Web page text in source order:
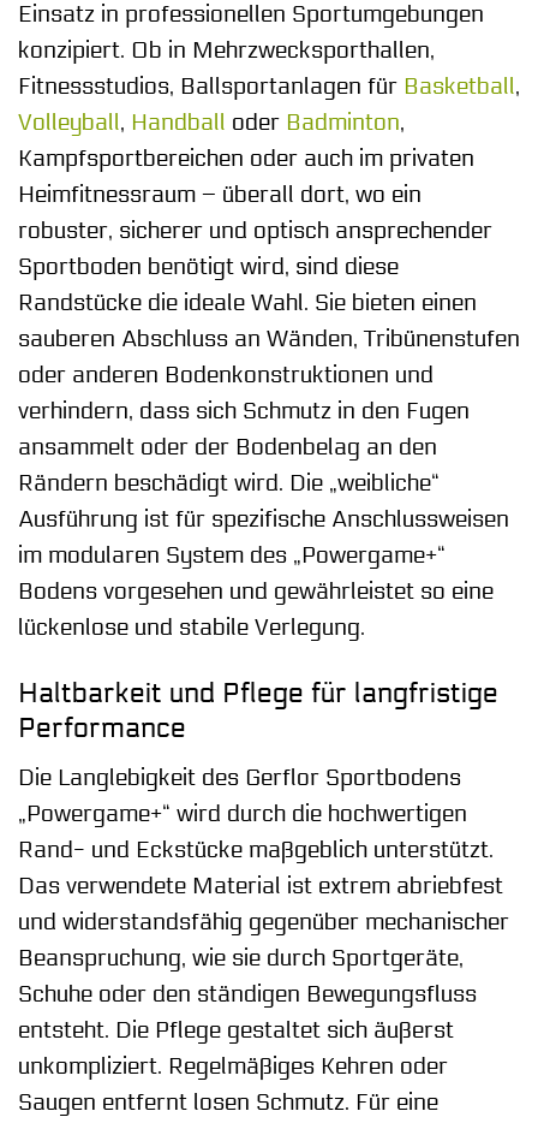
Einsatz in professionellen Sportumgebungen
konzipiert. Ob in Mehrzwecksporthallen,
Fitnessstudios, Ballsportanlagen für Basketball,
Volleyball, Handball oder Badminton,
Kampfsportbereichen oder auch im privaten
Heimfitnessraum – überall dort, wo ein
robuster, sicherer und optisch ansprechender
Sportboden benötigt wird, sind diese
Randstücke die ideale Wahl. Sie bieten einen
sauberen Abschluss an Wänden, Tribünenstufen
oder anderen Bodenkonstruktionen und
verhindern, dass sich Schmutz in den Fugen
ansammelt oder der Bodenbelag an den
Rändern beschädigt wird. Die „weibliche“
Ausführung ist für spezifische Anschlussweisen
im modularen System des „Powergame+“
Bodens vorgesehen und gewährleistet so eine
lückenlose und stabile Verlegung.
Haltbarkeit und Pflege für langfristige
Performance
Die Langlebigkeit des Gerflor Sportbodens
„Powergame+“ wird durch die hochwertigen
Rand- und Eckstücke maßgeblich unterstützt.
Das verwendete Material ist extrem abriebfest
und widerstandsfähig gegenüber mechanischer
Beanspruchung, wie sie durch Sportgeräte,
Schuhe oder den ständigen Bewegungsfluss
entsteht. Die Pflege gestaltet sich äußerst
unkompliziert. Regelmäßiges Kehren oder
Saugen entfernt losen Schmutz. Für eine